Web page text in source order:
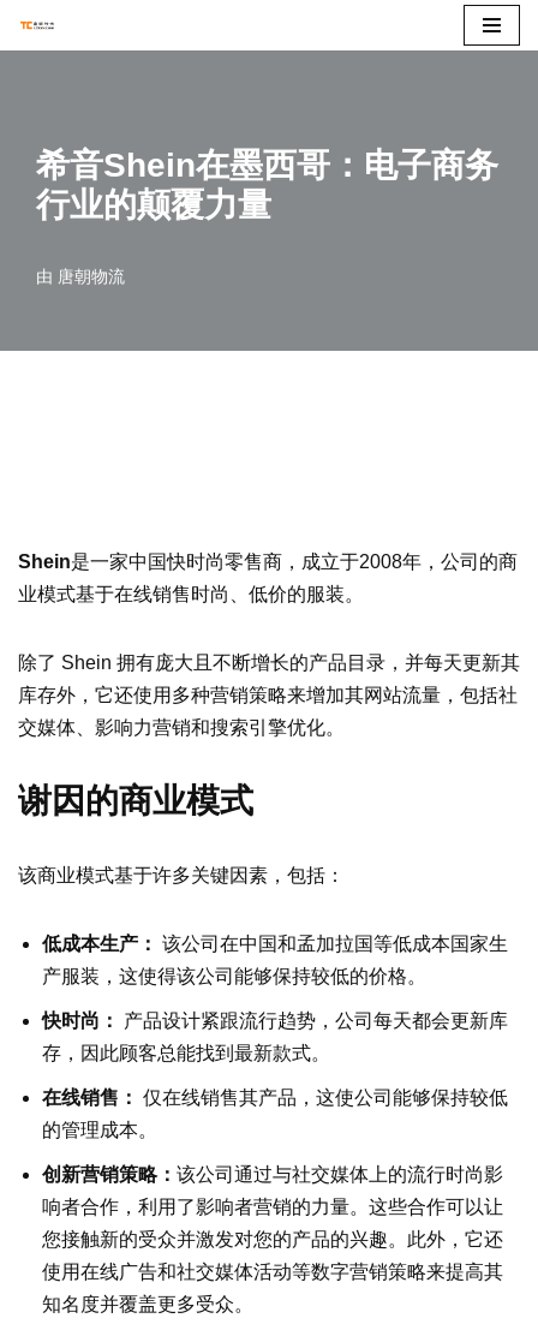
文希音Shein在墨西哥：电子商务
行业的颠覆力量
由 唐朝物流
Shein是一家中国快时尚零售商，成立于2008年，公司的商
业模式基于在线销售时尚、低价的服装。
除了 Shein 拥有庞大且不断增长的产品目录，并每天更新其
库存外，它还使用多种营销策略来增加其网站流量，包括社
交媒体、影响力营销和搜索引擎优化。
谢因的商业模式
该商业模式基于许多关键因素，包括：
低成本生产： 该公司在中国和孟加拉国等低成本国家生
产服装，这使得该公司能够保持较低的价格。
快时尚：
产品设计紧跟流行趋势，公司每天都会更新库
存，因此顾客总能找到最新款式。
在线销售： 仅在线销售其产品，这使公司能够保持较低
的管理成本。
创新营销策略： 该公司通过与社交媒体上的流行时尚影
响者合作，利用了影响者营销的力量。这些合作可以让
您接触新的受众并激发对您的产品的兴趣。此外，它还
使用在线广告和社交媒体活动等数字营销策略来提高其
知名度并覆盖更多受众。